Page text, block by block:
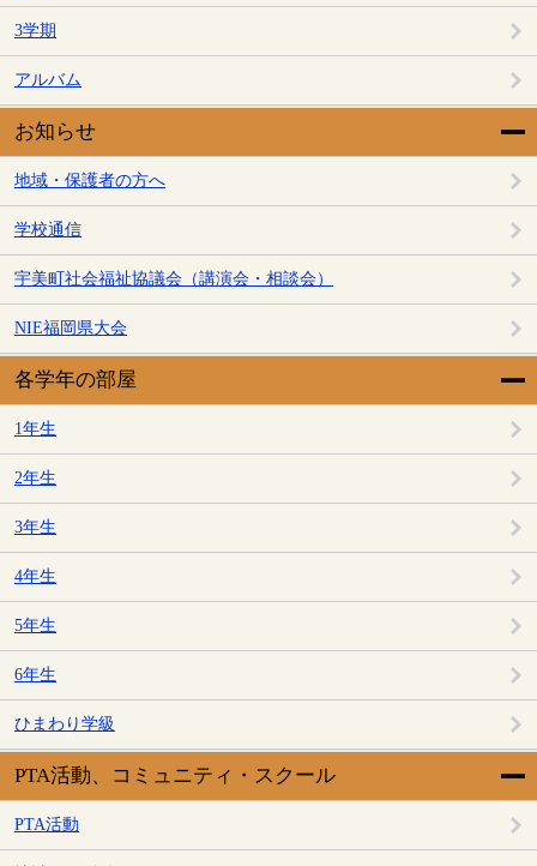
3学期
アルバム
お知らせ
地域・保護者の方へ
学校通信
宇美町社会福祉協議会（講演会・相談会）
NIE福岡県大会
各学年の部屋
1年生
2年生
3年生
4年生
5年生
6年生
ひまわり学級
PTA活動、コミュニティ・スクール
PTA活動